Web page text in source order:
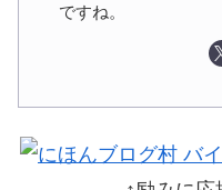
ですね。